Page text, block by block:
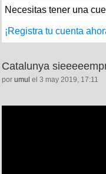
Necesitas tener una
¡Registra tu cuenta
Catalunya
por umul el 3 may 2019, 17:11